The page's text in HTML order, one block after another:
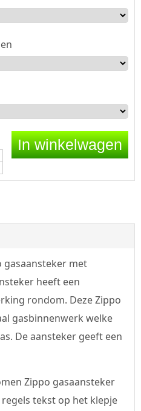
In winkelwagen
gasaansteker met
heeft een
rondom. Deze Zippo
gasbinnenwerk welke
De aansteker geeft een
Zippo gasaansteker
tekst op het klepje